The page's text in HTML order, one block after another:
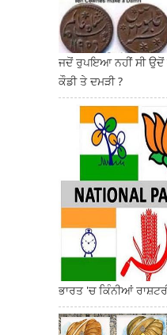
ਜਦੋਂ ਰੁਪਇਆ ਨਹੀਂ ਸੀ ਉਦੋਂ
ਕੌਡੀ ਤੇ ਦਮੜੀ ?
ਭਾਰਤ 'ਚ ਕਿੰਨੀਆਂ